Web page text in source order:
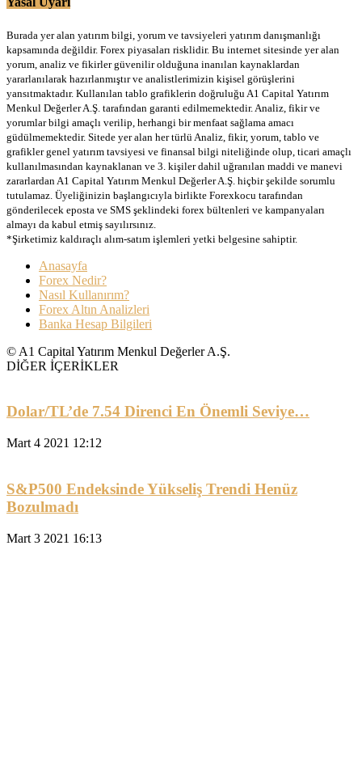
Burada yer alan yatırım bilgi, yorum ve tavsiyeleri yatırım danışmanlığı
kapsamında değildir. Forex piyasaları risklidir. Bu internet sitesinde yer alan
yorum, analiz ve fikirler güvenilir olduğuna inanılan kaynaklardan
yararlanılarak hazırlanmıştır ve analistlerimizin kişisel görüşlerini
yansıtmaktadır. Kullanılan tablo grafiklerin doğruluğu A1 Capital Yatırım
Menkul Değerler A.Ş. tarafından garanti edilmemektedir. Analiz, fikir ve
yorumlar bilgi amaçlı verilip, herhangi bir menfaat sağlama amacı
güdülmemektedir. Sitede yer alan her türlü Analiz, fikir, yorum, tablo ve
grafikler genel yatırım tavsiyesi ve finansal bilgi niteliğinde olup, ticari amaçlı
kullanılmasından kaynaklanan ve 3. kişiler dahil uğranılan maddi ve manevi
zararlardan A1 Capital Yatırım Menkul Değerler A.Ş. hiçbir şekilde sorumlu
tutulamaz. Üyeliğinizin başlangıcıyla birlikte Forexkocu tarafından
gönderilecek eposta ve SMS şeklindeki forex bültenleri ve kampanyaları
almayı da kabul etmiş sayılırsınız.
*Şirketimiz kaldıraçlı alım-satım işlemleri yetki belgesine sahiptir.
Anasayfa
Forex Nedir?
Nasıl Kullanırım?
Forex Altın Analizleri
Banka Hesap Bilgileri
© A1 Capital Yatırım Menkul Değerler A.Ş.
DİĞER İÇERİKLER
Dolar/TL’de 7.54 Direnci En Önemli Seviye…
Mart 4 2021 12:12
S&P500 Endeksinde Yükseliş Trendi Henüz
Bozulmadı
Mart 3 2021 16:13